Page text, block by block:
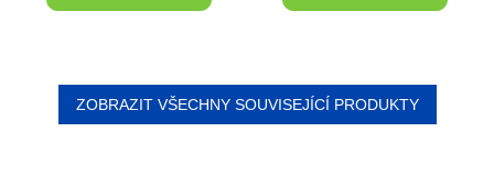
ZOBRAZIT VŠECHNY SOUVISEJÍCÍ PRODUKTY